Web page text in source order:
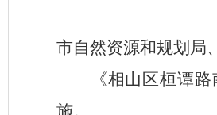
市自然资源和规划局、
《相山区桓谭
施。